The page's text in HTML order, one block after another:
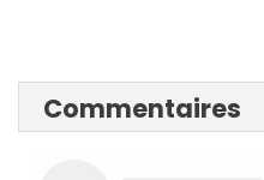
Commentaires